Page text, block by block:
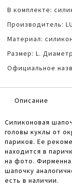
В комплекте:
Производитель:
Материал: силикон
Размер: L.
Официальное
Описание
Силиконовая
головы куклы от
париков. Ее
находится в
на фото.
шапочку
есть в наличии.